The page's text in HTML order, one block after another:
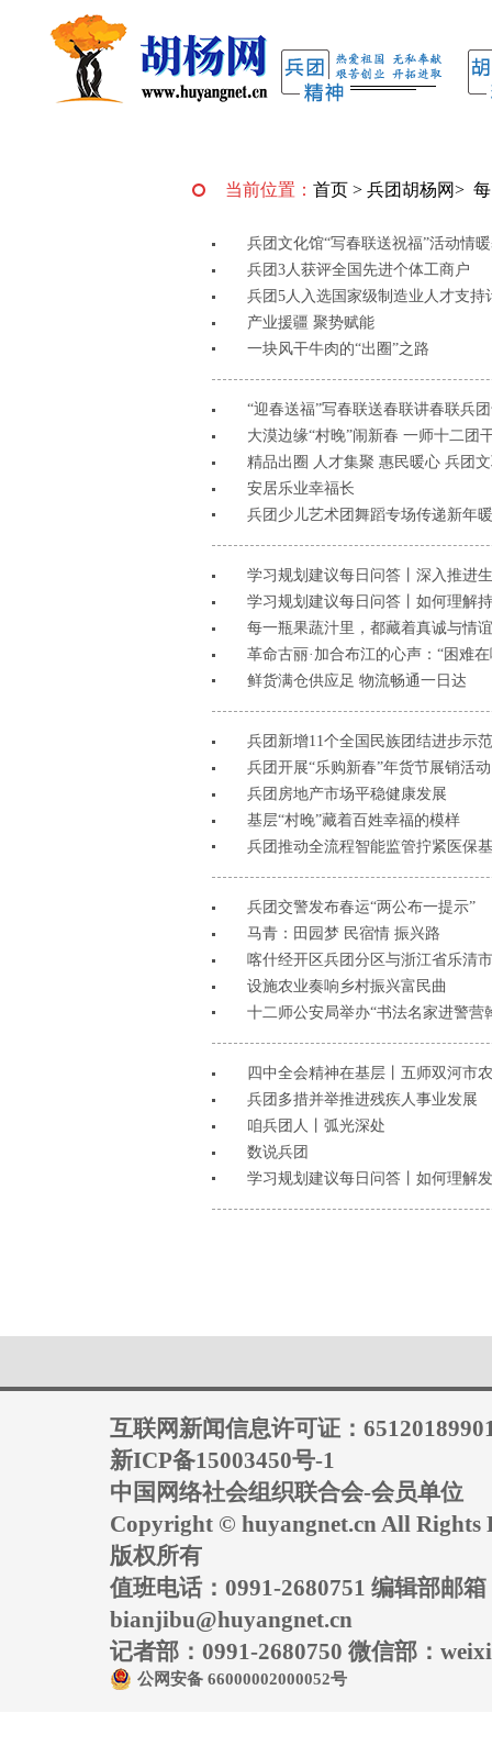
当前位置： 首页 > 兵团胡杨网>
兵团文化馆“写春联送祝福”活动情
兵团3人获评全国先进个体工商户
兵团5人入选国家级制造业人才支持
产业援疆 聚势赋能
一块风干牛肉的“出圈”之路
“迎春送福”写春联送春联讲春联兵
大漠边缘“村晚”闹新春 一师十二团
精品出圈 人才集聚 惠民暖心 兵团
安居乐业幸福长
兵团少儿艺术团舞蹈专场传递新年
学习规划建议每日问答丨深入推进
学习规划建议每日问答丨如何理解
每一瓶果蔬汁里，都藏着真诚与情谊
革命古丽·加合布江的心声：“困难
鲜货满仓供应足 物流畅通一日达
兵团新增11个全国民族团结进步示
兵团开展“乐购新春”年货节展销活动
兵团房地产市场平稳健康发展
基层“村晚”藏着百姓幸福的模样
兵团推动全流程智能监管拧紧医保
兵团交警发布春运“两公布一提示”
马青：田园梦 民宿情 振兴路
喀什经开区兵团分区与浙江省乐清
设施农业奏响乡村振兴富民曲
十二师公安局举办“书法名家进警营
四中全会精神在基层丨五师双河市
兵团多措并举推进残疾人事业发展
咱兵团人丨弧光深处
数说兵团
学习规划建议每日问答丨如何理解
互联网新闻信息许可证：
新ICP备15003450号-1
中国网络社会组织联合会-会员单位
Copyright © huyangnet.cn All Rights
版权所有
值班电话：0991-2680751 编辑部邮箱
bianjibu@huyangnet.cn
记者部：0991-2680750 微信部：
公网安备 66000002000052号